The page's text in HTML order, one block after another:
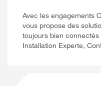
Avec les engagements
vous propose des
toujours bien
Installation Experte,